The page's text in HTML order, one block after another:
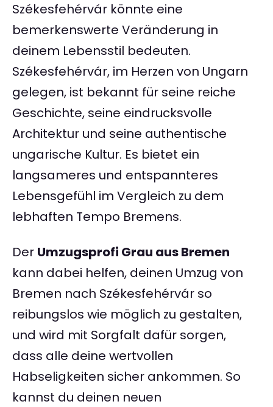
Székesfehérvár könnte eine
bemerkenswerte Veränderung in
deinem Lebensstil bedeuten.
Székesfehérvár, im Herzen von Ungarn
gelegen, ist bekannt für seine reiche
Geschichte, seine eindrucksvolle
Architektur und seine authentische
ungarische Kultur. Es bietet ein
langsameres und entspannteres
Lebensgefühl im Vergleich zu dem
lebhaften Tempo Bremens.
Der Umzugsprofi Grau aus Bremen
kann dabei helfen, deinen Umzug von
Bremen nach Székesfehérvár so
reibungslos wie möglich zu gestalten,
und wird mit Sorgfalt dafür sorgen,
dass alle deine wertvollen
Habseligkeiten sicher ankommen. So
kannst du deinen neuen